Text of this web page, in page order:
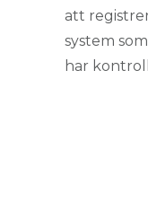
att
system
har